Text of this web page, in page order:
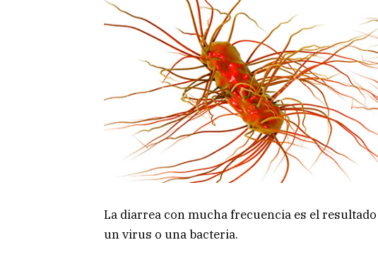
La diarrea con mucha frecuencia es el
un virus o una bacteria.